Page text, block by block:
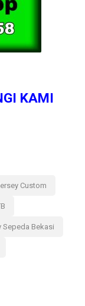
KAMI
Custom
Sepeda Bekasi